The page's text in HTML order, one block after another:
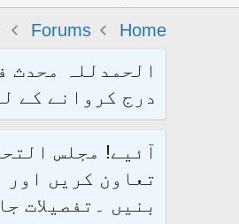
Home
Forums
درج کروانے کے
آئیے! مجلس
تعاون کریں اور
بنیں ۔تفصیلات